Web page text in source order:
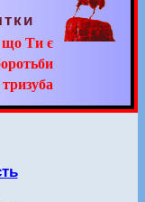
що Ти є